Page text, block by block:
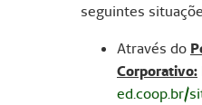
seguintes
Através do
Corporativo:
ed.coop.br/